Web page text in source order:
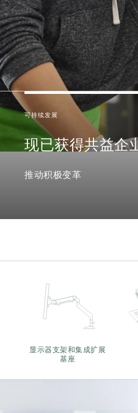
可持续发展
现已获得共益企
推动积极变革
显示器支架和集成扩展
基座